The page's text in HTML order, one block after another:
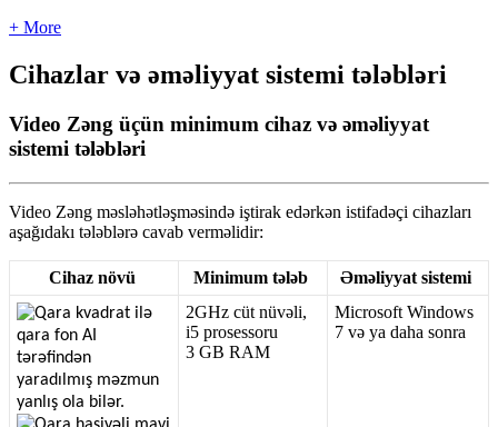
+ More
Cihazlar və əməliyyat sistemi tələbləri
Video Zəng üçün minimum cihaz və əməliyyat
sistemi tələbləri
Video Zəng məsləhətləşməsində iştirak edərkən istifadəçi cihazları
aşağıdakı tələblərə cavab verməlidir:
Cihaz növü Minimum tələb Əməliyyat sistemi
2GHz cüt nüvəli,
i5 prosessoru
3 GB RAM
Microsoft Windows
7 və ya daha sonra